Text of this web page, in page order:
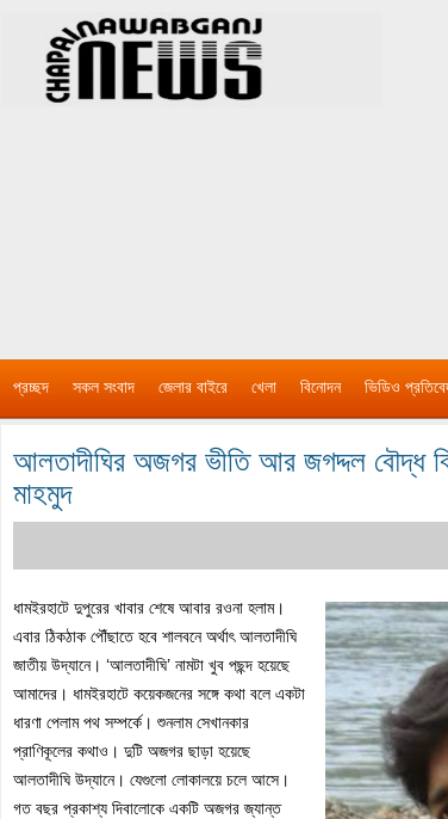
প্রচ্ছদ সকল সংবাদ জেলার বাইরে খেলা বিনোদন ভিডিও
আলতাদীঘির অজগর ভীতি আর জগদ্দল
মাহমুদ
ধামইরহাটে দুপুরের খাবার শেষে আবার রওনা হলাম।
এবার ঠিকঠাক পৌঁছাতে হবে শালবনে অর্থাৎ আলতাদীঘি
জাতীয় উদ্যানে। ‘আলতাদীঘি’ নামটা খুব পছন্দ হয়েছে
আমাদের। ধামইরহাটে কয়েকজনের সঙ্গে কথা বলে একটা
ধারণা পেলাম পথ সম্পর্কে। শুনলাম সেখানকার
প্রাণিকূলের কথাও। দুটি অজগর ছাড়া হয়েছে
আলতাদীঘি উদ্যানে। যেগুলো লোকালয়ে চলে আসে।
গত বছর প্রকাশ্য দিবালোকে একটি অজগর জ্যান্ত